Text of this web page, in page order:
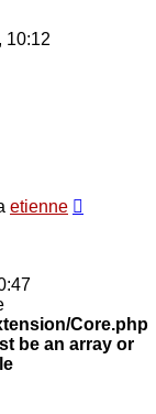
10:12
etienne
Core.php
be an array or